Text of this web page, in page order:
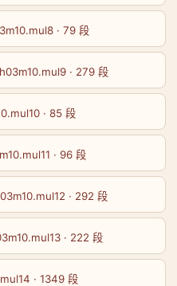
· 79 段
· 279 段
· 85 段
· 96 段
· 292 段
· 222 段
· 1349 段